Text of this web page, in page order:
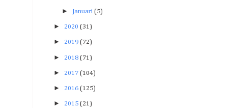
► Januari (5)
► 2020 (31)
► 2019 (72)
► 2018 (71)
► 2017 (104)
► 2016 (125)
► 2015 (21)